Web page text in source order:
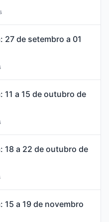
27 de setembro a 01
11 a 15 de outubro de
18 a 22 de outubro de
15 a 19 de novembro